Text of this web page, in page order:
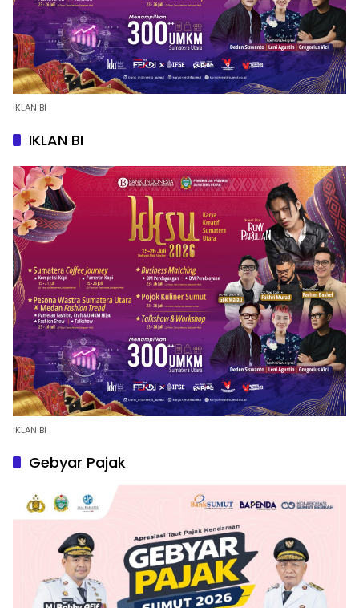
IKLAN BI
IKLAN BI
IKLAN BI
Gebyar Pajak